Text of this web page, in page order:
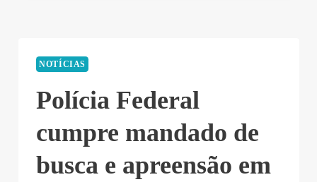
NOTÍCIAS
Polícia Federal
cumpre mandado de
busca e apreensão em